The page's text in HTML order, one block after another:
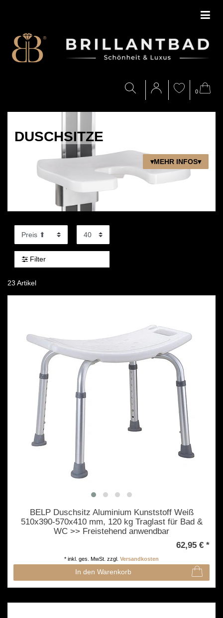
0
DUSCHSITZE
▾MEHR INFOS▾
Filter
23 Artikel
BELP Duschsitz Aluminium Kunststoff Weiß
510x390-570x410 mm, 120 kg Traglast für Bad &
WC >> Freistehend anwendbar
62,95 € *
In den Warenkorb
* inkl. ges. MwSt. zzgl. Versandkosten